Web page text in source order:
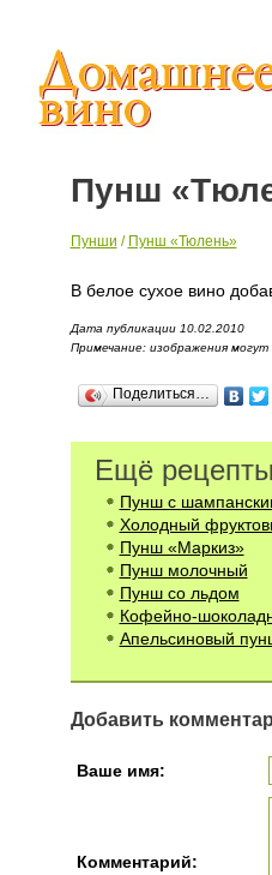
Пунш
Пунши / Пунш «Тюлень»
В белое сухое вино
Дата публикации 10.02.2010
Примечание: изображения
Поделиться…
Ещё
Пунш с
Холодный
Пунш «Маркиз»
Пунш молочный
Пунш со льдом
Кофейно-
Апельсиновый
Добавить
Ваше имя:
Комментарий: